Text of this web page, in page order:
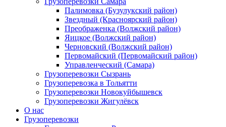
Палимовка (Бузулукский район)
Звездный (Красноярский район)
Преображенка (Волжский район)
Яицкое (Волжский район)
Черновский (Волжский район)
Первомайский (Первомайский район)
Управленческий (Самара)
Грузоперевозки Сызрань
Грузоперевозка в Тольятти
Грузоперевозки Новокуйбышевск
Грузоперевозки Жигулёвск
О нас
Грузоперевозки